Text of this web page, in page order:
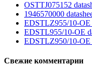
OSTTJ075152
1946570000
EDSTLZ955/10-OE
EDSTL955/10-OE
EDSTLZ950/10-OE
Свежие комментарии